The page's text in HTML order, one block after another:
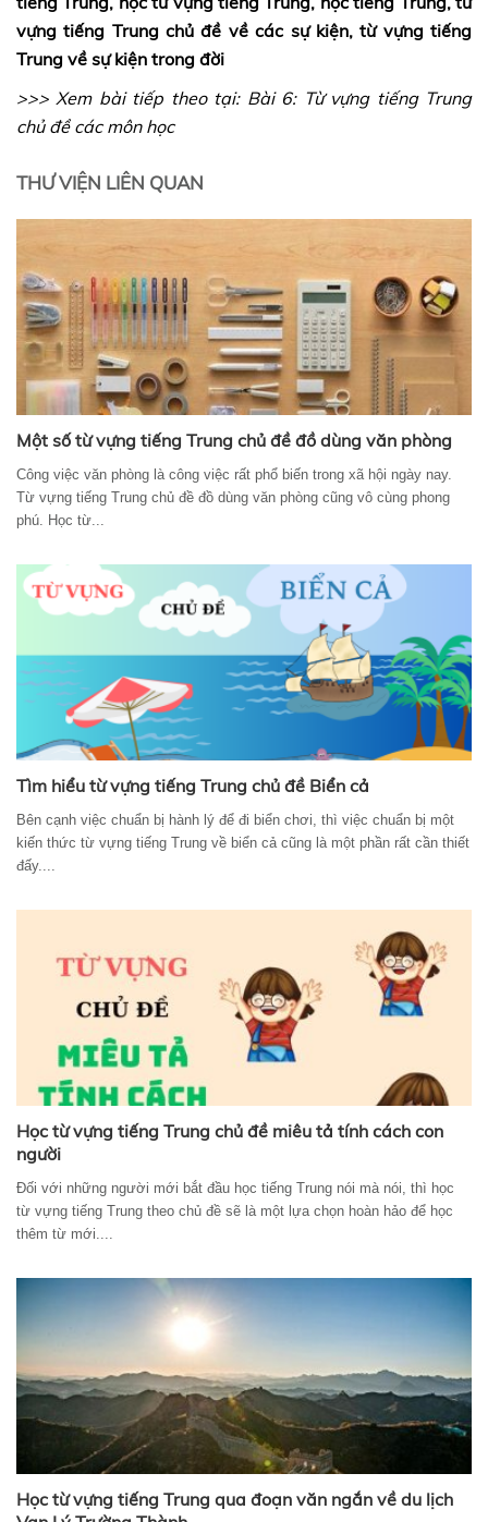
vựng tiếng Trung chủ đề về các sự kiện, từ vựng tiếng
Trung về sự kiện trong đời
>>> Xem bài tiếp theo tại: Bài 6: Từ vựng tiếng Trung
chủ đề các môn học
THƯ VIỆN LIÊN QUAN
Một số từ vựng tiếng Trung chủ đề đồ dùng văn phòng
Công việc văn phòng là công việc rất phổ biến trong xã hội ngày nay.
Từ vựng tiếng Trung chủ đề đồ dùng văn phòng cũng vô cùng phong
phú. Học từ...
Tìm hiểu từ vựng tiếng Trung chủ đề Biển cả
Bên cạnh việc chuẩn bị hành lý để đi biển chơi, thì việc chuẩn bị một
kiến thức từ vựng tiếng Trung về biển cả cũng là một phần rất cần thiết
đấy....
Học từ vựng tiếng Trung chủ đề miêu tả tính cách con
người
Đối với những người mới bắt đầu học tiếng Trung nói mà nói, thì học
từ vựng tiếng Trung theo chủ đề sẽ là một lựa chọn hoàn hảo để học
thêm từ mới....
Học từ vựng tiếng Trung qua đoạn văn ngắn về du lịch